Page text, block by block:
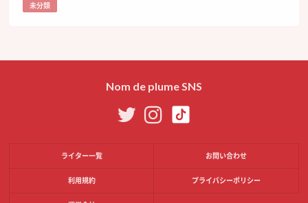
未分類
Nom de plume SNS
ライター一覧 お問い合わせ
利用規約 プライバシーポリシー